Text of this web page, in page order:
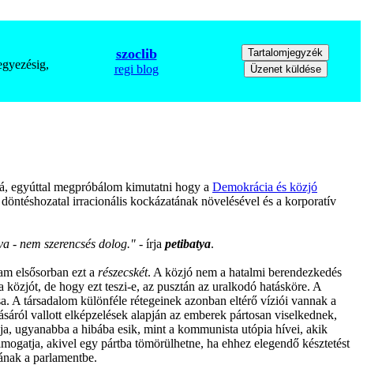
szoclib
regi blog
egyúttal megpróbálom kimutatni hogy a Demokrácia és közjó
irracionális kockázatának növelésével és a korporatív
- nem szerencsés dolog." - írja petibatya.
elsősorban ezt a részecskét. A közjó nem a hatalmi berendezkedés
de hogy ezt teszi-e, az pusztán az uralkodó hatásköre. A
A társadalom különféle rétegeinek azonban eltérő víziói vannak a
vallott elképzelések alapján az emberek pártosan viselkednek,
ugyanabba a hibába esik, mint a kommunista utópia hívei, akik
akivel egy pártba tömörülhetne, ha ehhez elegendő késztetést
a parlamentbe.